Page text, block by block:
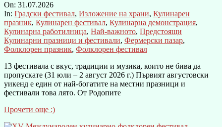
On: 31.07.2026
In: Градски фестивал, Изложение на храни, Кулинарен
празник, Кулинарен фестивал, Кулинарна демонстрация,
Кулинарна работилница, Най-важното, Предстоящи
Кулинарни празници и фестивали, Фермерски пазар,
Фолклорен празник, Фолклорен фестивал
13 фестивала с вкус, традиции и музика, които не бива да
пропускате (31 юли – 2 август 2026 г.) Първият августовски
уикенд е един от най-богатите на местни празници и
фестивали това лято. От Родопите
Прочети още :)